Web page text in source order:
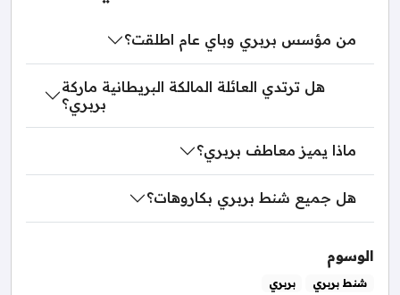
من مؤسس بربري وباي عام اطلقت؟
هل ترتدي العائلة المالكة البريطانية ماركة
بربري؟
ماذا يميز معاطف بربري؟
هل جميع شنط بربري بكاروهات؟
الوسوم
شنط بربري بربري